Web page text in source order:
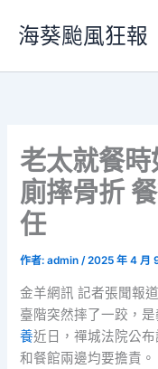
要
海葵颱風狂報
老太就餐
廁摔骨折
任
作者:admin/2025 年 4 月
金羊網訊 記者張聞報
臺階突然摔了一跤，
養近日，禪城法院公
和餐館兩邊均要擔責。